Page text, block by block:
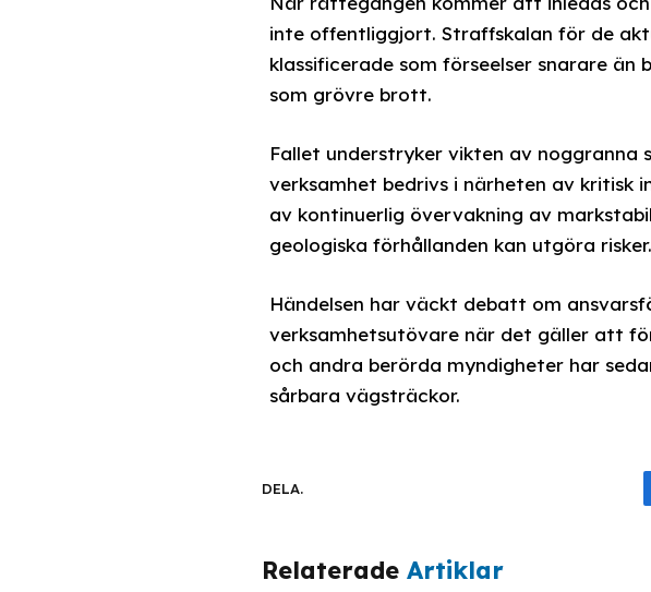
inte offentliggjort. Straffskalan för de
klassificerade som förseelser snarare
som grövre brott.
Fallet understryker vikten av noggranna
verksamhet bedrivs i närheten av kritisk
av kontinuerlig övervakning av
geologiska förhållanden kan utgöra risker.
Händelsen har väckt debatt om
verksamhetsutövare när det gäller att
och andra berörda myndigheter har
sårbara vägsträckor.
DELA.
Relaterade Artiklar